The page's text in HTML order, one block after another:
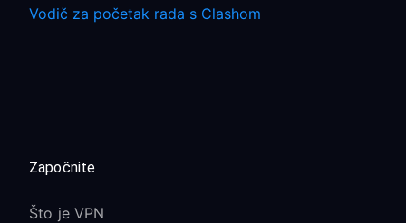
Vodič za početak rada s Clashom
Započnite
Što je VPN